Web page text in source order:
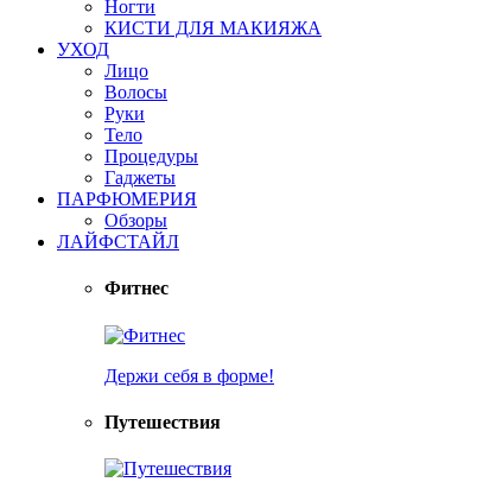
Ногти
КИСТИ ДЛЯ МАКИЯЖА
УХОД
Лицо
Волосы
Руки
Тело
Процедуры
Гаджеты
ПАРФЮМЕРИЯ
Обзоры
ЛАЙФСТАЙЛ
Фитнес
Держи себя в форме!
Путешествия